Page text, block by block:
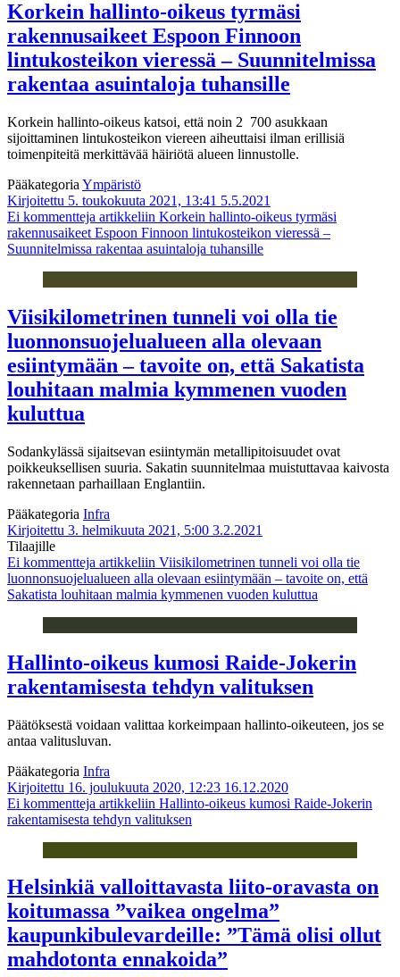
Korkein hallinto-oikeus tyrmäsi
rakennusaikeet Espoon Finnoon
lintukosteikon vieressä – Suunnitelmissa
rakentaa asuintaloja tuhansille
Korkein hallinto-oikeus katsoi, että noin 2 700 asukkaan
sijoittaminen lintukosteikon viereen aiheuttaisi ilman erillisiä
toimenpiteitä merkittävää häiriötä alueen linnustolle.
Pääkategoria Ympäristö
Kirjoitettu 5. toukokuuta 2021, 13:41 5.5.2021
Ei kommentteja artikkeliin Korkein hallinto-oikeus tyrmäsi
rakennusaikeet Espoon Finnoon lintukosteikon vieressä –
Suunnitelmissa rakentaa asuintaloja tuhansille
Viisikilometrinen tunneli voi olla tie
luonnonsuojelualueen alla olevaan
esiintymään – tavoite on, että Sakatista
louhitaan malmia kymmenen vuoden
kuluttua
Sodankylässä sijaitsevan esiintymän metallipitoisuudet ovat
poikkeuksellisen suuria. Sakatin suunnitelmaa muistuttavaa kaivosta
rakennetaan parhaillaan Englantiin.
Pääkategoria Infra
Kirjoitettu 3. helmikuuta 2021, 5:00 3.2.2021
Tilaajille
Ei kommentteja artikkeliin Viisikilometrinen tunneli voi olla tie
luonnonsuojelualueen alla olevaan esiintymään – tavoite on, että
Sakatista louhitaan malmia kymmenen vuoden kuluttua
Hallinto-oikeus kumosi Raide-Jokerin
rakentamisesta tehdyn valituksen
Päätöksestä voidaan valittaa korkeimpaan hallinto-oikeuteen, jos se
antaa valitusluvan.
Pääkategoria Infra
Kirjoitettu 16. joulukuuta 2020, 12:23 16.12.2020
Ei kommentteja artikkeliin Hallinto-oikeus kumosi Raide-Jokerin
rakentamisesta tehdyn valituksen
Helsinkiä valloittavasta liito-oravasta on
koitumassa ”vaikea ongelma”
kaupunkibulevardeille: ”Tämä olisi ollut
mahdotonta ennakoida”